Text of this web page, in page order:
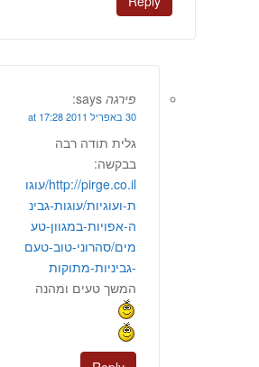
פירגה says:
30 באפריל 2011 at 17:28
גלית תודה רבה
בבקשה:
http://pirge.co.il/עוגו
ת-ועוגיות/עוגות-גבינ
ה-אפויות-במגוון-טע
מים/סהרוני-טוב-טעם
-גביניות-מתוקות
המשך טעים ומהנה